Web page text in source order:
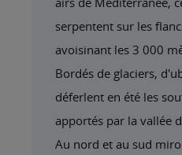
serpentent sur les
avoisinant les 3 000
Bordés de glaciers,
déferlent en été les
apportés par la vallée
Au nord et au sud